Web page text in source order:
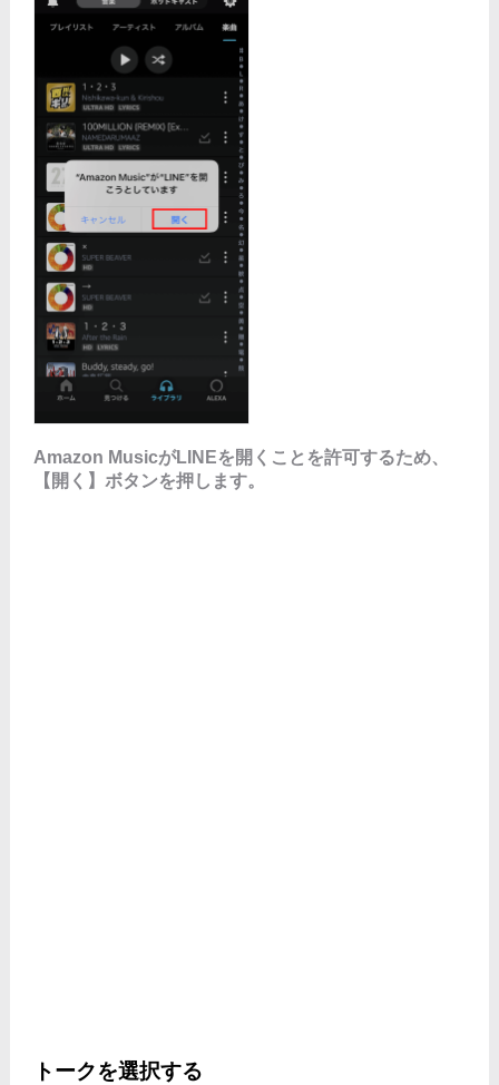
Amazon MusicがLINEを開くことを許可するため、
【開く】ボタンを押します。
トークを選択する